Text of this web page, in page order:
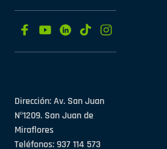
Dirección: Av. San Juan
Nº1209. San Juan de
Miraflores
Teléfonos: 937 114 573